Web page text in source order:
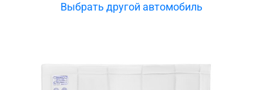
Выбрать другой автомобиль